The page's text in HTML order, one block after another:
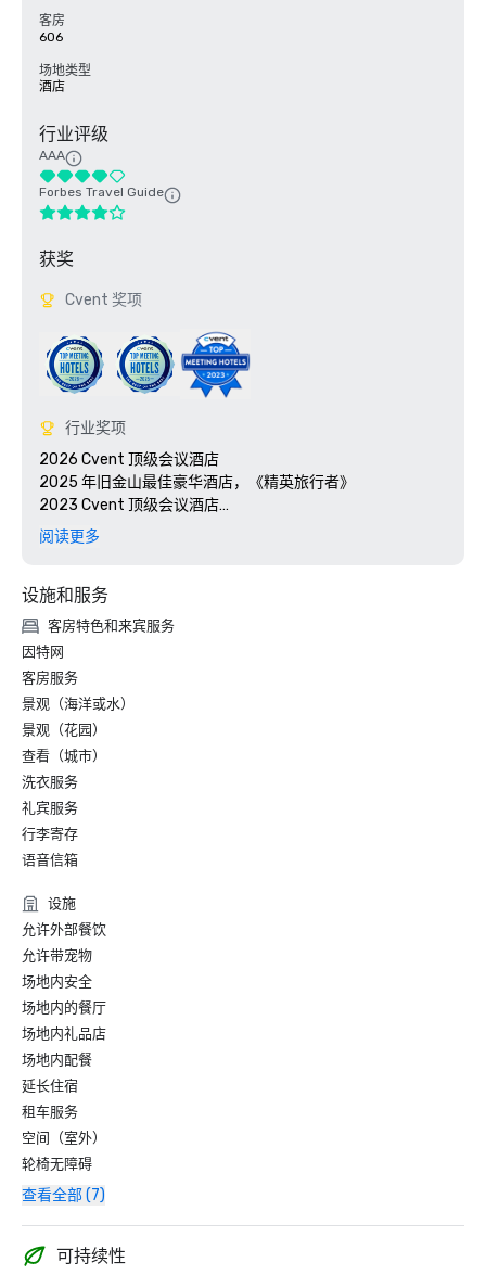
客房
606
场地类型
酒店
行业评级
AAA
Forbes Travel Guide
获奖
Cvent 奖项
行业奖项
2026 Cvent 顶级会议酒店
2025 年旧金山最佳豪华酒店，《精英旅行者》
2023 Cvent 顶级会议酒店
2023 年 7x7：2023 年旧金山的 50 种最具标志性的鸡尾
2022年今日会议最佳大奖
2022年旅行+休闲：旧金山5家最佳酒店
2022 年手册：最佳奢侈品
2022年福布斯：最佳酒店
2022年当地度假：旧金山最佳豪华酒店
2022年美国历史酒店最佳历史酒店（超过400间客房）提名
入围者
2022年美国历史酒店最佳城市中心历史酒店提名入围者
2021 年《旧金山周刊》读者投票得主最佳酒店
阅读更多
设施和服务
客房特色和来宾服务
因特网
客房服务
景观（海洋或水）
景观（花园）
查看（城市）
洗衣服务
礼宾服务
行李寄存
语音信箱
设施
允许外部餐饮
允许带宠物
场地内安全
场地内的餐厅
场地内礼品店
场地内配餐
延长住宿
租车服务
空间（室外）
轮椅无障碍
查看全部 (7)
可持续性